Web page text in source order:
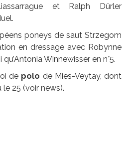
et Ralph Dürler
poneys de saut Strzegom
en dressage avec Robynne
Winnewisser en n°5.
de polo de Mies-Veytay, dont
le 25 (voir news).